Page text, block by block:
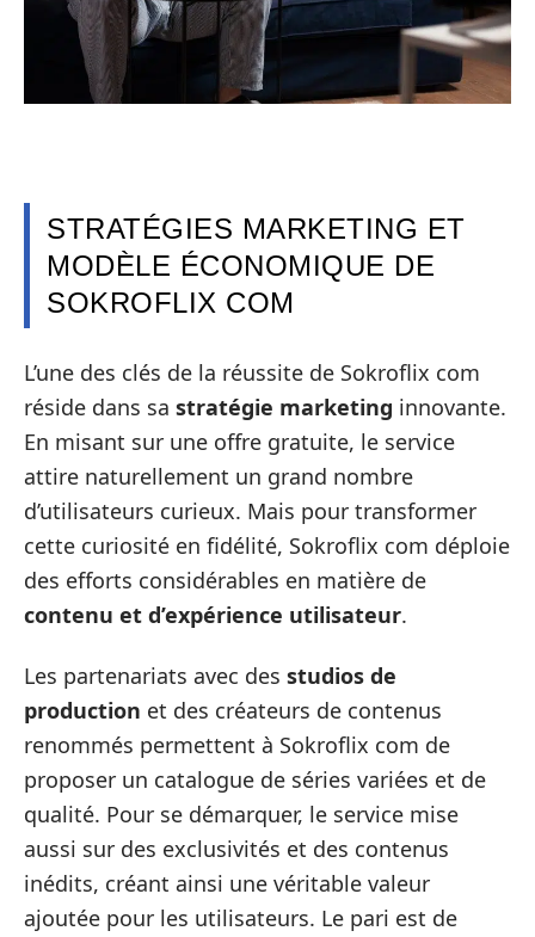
STRATÉGIES MARKETING ET
MODÈLE ÉCONOMIQUE DE
SOKROFLIX COM
L’une des clés de la réussite de Sokroflix com
réside dans sa stratégie marketing innovante.
En misant sur une offre gratuite, le service
attire naturellement un grand nombre
d’utilisateurs curieux. Mais pour transformer
cette curiosité en fidélité, Sokroflix com déploie
des efforts considérables en matière de
contenu et d’expérience utilisateur.
Les partenariats avec des studios de
production et des créateurs de contenus
renommés permettent à Sokroflix com de
proposer un catalogue de séries variées et de
qualité. Pour se démarquer, le service mise
aussi sur des exclusivités et des contenus
inédits, créant ainsi une véritable valeur
ajoutée pour les utilisateurs. Le pari est de